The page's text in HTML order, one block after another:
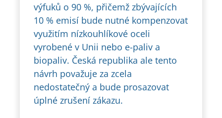
výfuků o 90 %, přičemž zbývajících
10 % emisí bude nutné kompenzovat
využitím nízkouhlíkové oceli
vyrobené v Unii nebo e-paliv a
biopaliv. Česká republika ale tento
návrh považuje za zcela
nedostatečný a bude prosazovat
úplné zrušení zákazu.